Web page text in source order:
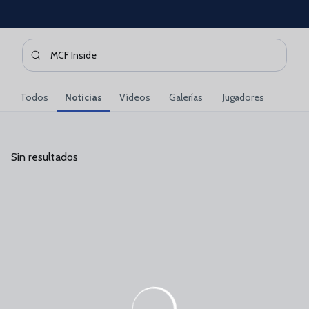
Skip to main content
Introduce tu búsqueda, espera unos instantes y te
Todos Noticias Vídeos Galerías Jugadores
Sin resultados